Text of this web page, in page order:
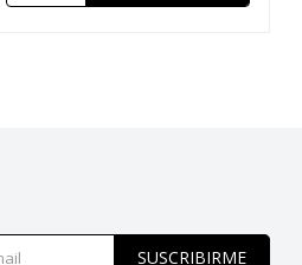
SUSCRIBIRME